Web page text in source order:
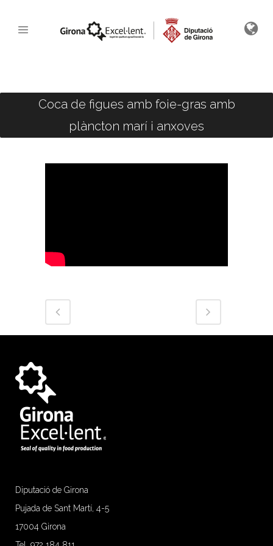
Coca de figues amb foie-gras amb
plàncton marí i anxoves
Diputació de Girona
Pujada de Sant Martí, 4-5
17004 Girona